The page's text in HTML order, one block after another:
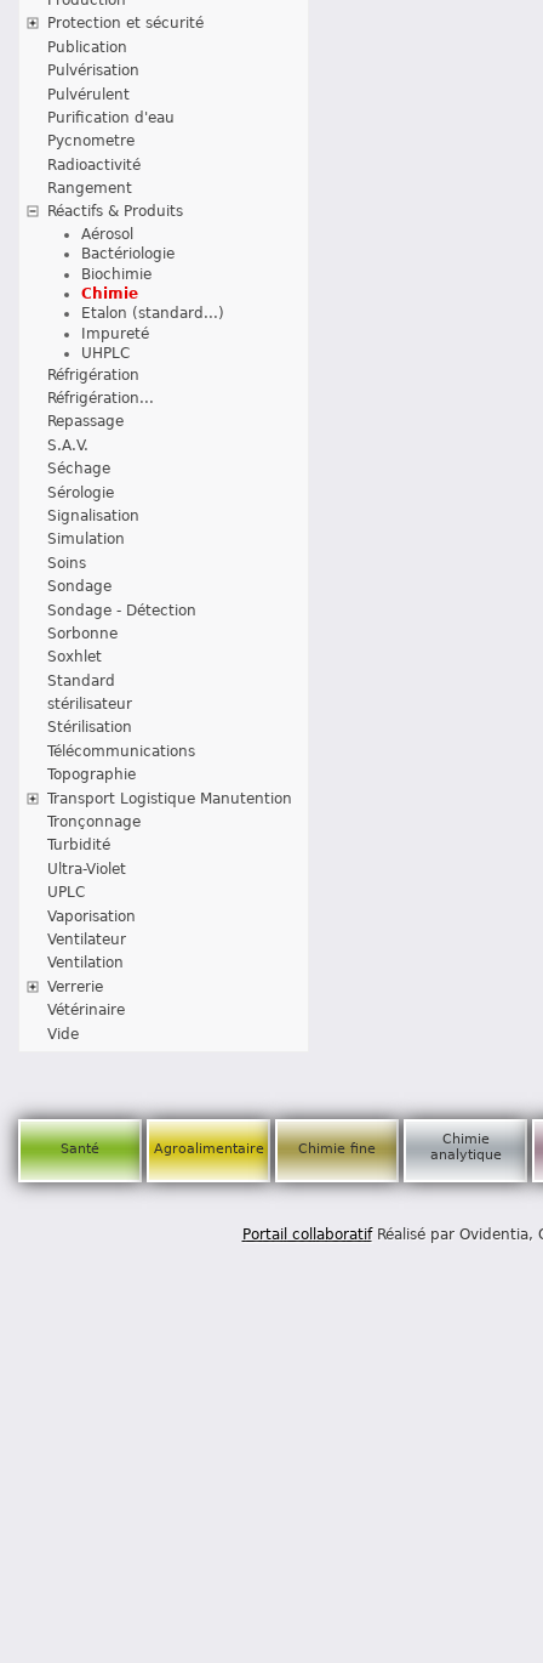
Protection et sécurité
Publication
Pulvérisation
Pulvérulent
Purification d'eau
Pycnometre
Radioactivité
Rangement
Réactifs & Produits
Aérosol
Bactériologie
Biochimie
Chimie
Etalon (standard...)
Impureté
UHPLC
Réfrigération
Réfrigération...
Repassage
S.A.V.
Séchage
Sérologie
Signalisation
Simulation
Soins
Sondage
Sondage - Détection
Sorbonne
Soxhlet
Standard
stérilisateur
Stérilisation
Télécommunications
Topographie
Transport Logistique Manutention
Tronçonnage
Turbidité
Ultra-Violet
UPLC
Vaporisation
Ventilateur
Ventilation
Verrerie
Vétérinaire
Vide
Santé Agroalimentaire Chimie fine
Chimie
analytique
Portail collaboratifRéalisé par Ovidentia,